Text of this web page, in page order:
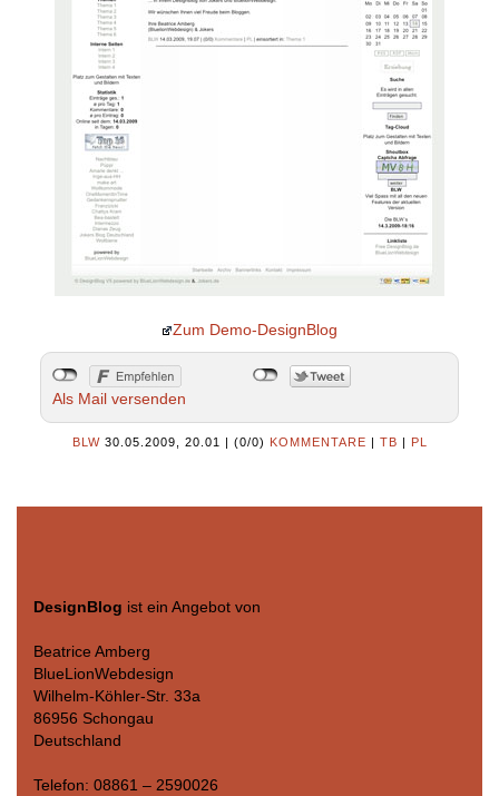
Zum Demo-DesignBlog
Als Mail versenden
BLW 30.05.2009, 20.01 | (0/0) KOMMENTARE | TB | PL
DesignBlog ist ein Angebot von
Beatrice Amberg
BlueLionWebdesign
Wilhelm-Köhler-Str. 33a
86956 Schongau
Deutschland
Telefon: 08861 – 2590026